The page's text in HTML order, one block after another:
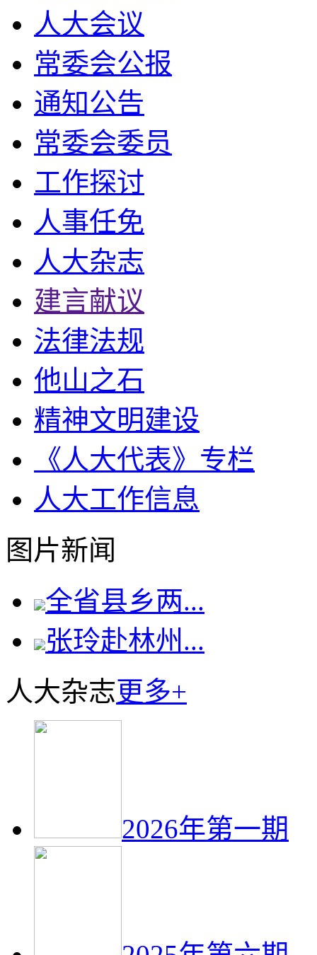
人大会议
常委会公报
通知公告
常委会委员
工作探讨
人事任免
人大杂志
建言献议
法律法规
他山之石
精神文明建设
《人大代表》专栏
人大工作信息
图片新闻
全省县乡两...
张玲赴林州...
人大杂志更多+
2026年第一期